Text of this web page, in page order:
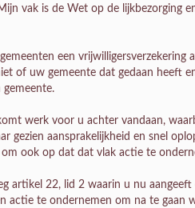
vak is de Wet op de lijkbezorging
een vrijwilligersverzekering
of uw gemeente dat gedaan heeft
werk voor u achter vandaan,
gezien aansprakelijkheid en snel
ook op dat dat vlak actie te
artikel 22, lid 2 waarin u nu
actie te ondernemen om na te gaan